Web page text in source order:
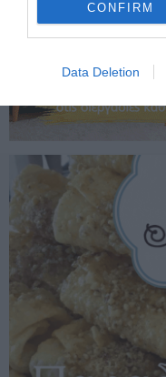
CONFIRM
Data Deletion